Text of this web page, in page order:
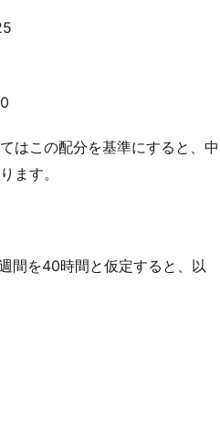
はこの配分を基準にすると、中
ます。
間を40時間と仮定すると、以